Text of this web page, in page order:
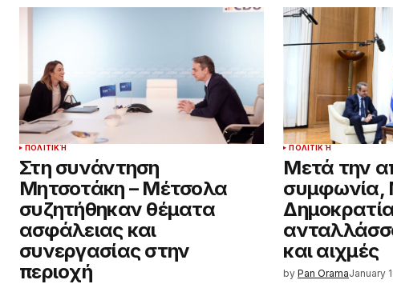
ΠΟΛΙΤΙΚΉ
Στη συνάντηση
Μητσοτάκη – Μέτσολα
συζητήθηκαν θέματα
ασφάλειας και
συνεργασίας στην
περιοχή
ΠΟΛΙΤΙΚΉ
Μετά την
συμφωνία,
και αιχμές
by Pan OramaJanuary